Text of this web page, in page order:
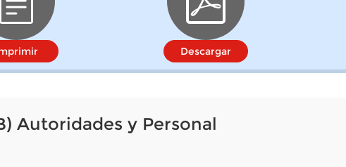
Descargar
Autoridades y Personal